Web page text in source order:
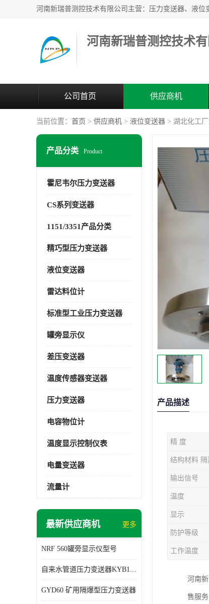
河南新瑞普测控技术有
公司首页 供应商机
当前位置： 首页 > 供应商机 > 液位变送器 > 湖北化工
产品分类 Product
霍尼韦尔压力变送器
CS系列变送器
1151/3351产品分类
精巧型压力变送器
液位变送器
雷达料位计
标准型工业压力变送器
罐旁显示仪
差压变送器
温度传感器变送器
压力变送器
电容物位计
温度显示控制仪表
电量变送器
流量计
最新供应商机 更多
NRF 560罐旁显示仪型号
自来水管道压力变送器KYB11G03M2型号 使用方便
GYD60 矿用隔爆型压力变送器
产品描述
精 度
结构材料 隔
输出信号
温度
显示
防护等级
工作温度
河南
售服